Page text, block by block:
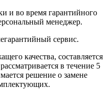
и во время гарантийного
менеджер.
сервис.
качества, составляется
в течение 5
решение о замене